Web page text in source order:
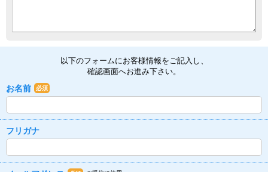
以下のフォームにお客様情報をご記入し、
確認画面へお進み下さい。
お名前 必須
フリガナ